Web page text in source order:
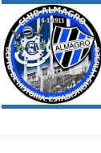
Saltar
al
contenido